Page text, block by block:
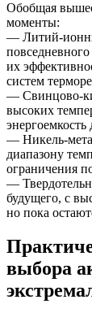
Обобщая
моменты:
— Литий-
их
систем
— Свинцово-
высоких
— Никель-
диапазону
ограничения
—
будущего, с
но пока
выбора